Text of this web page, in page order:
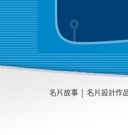
名片故事 名片設計作